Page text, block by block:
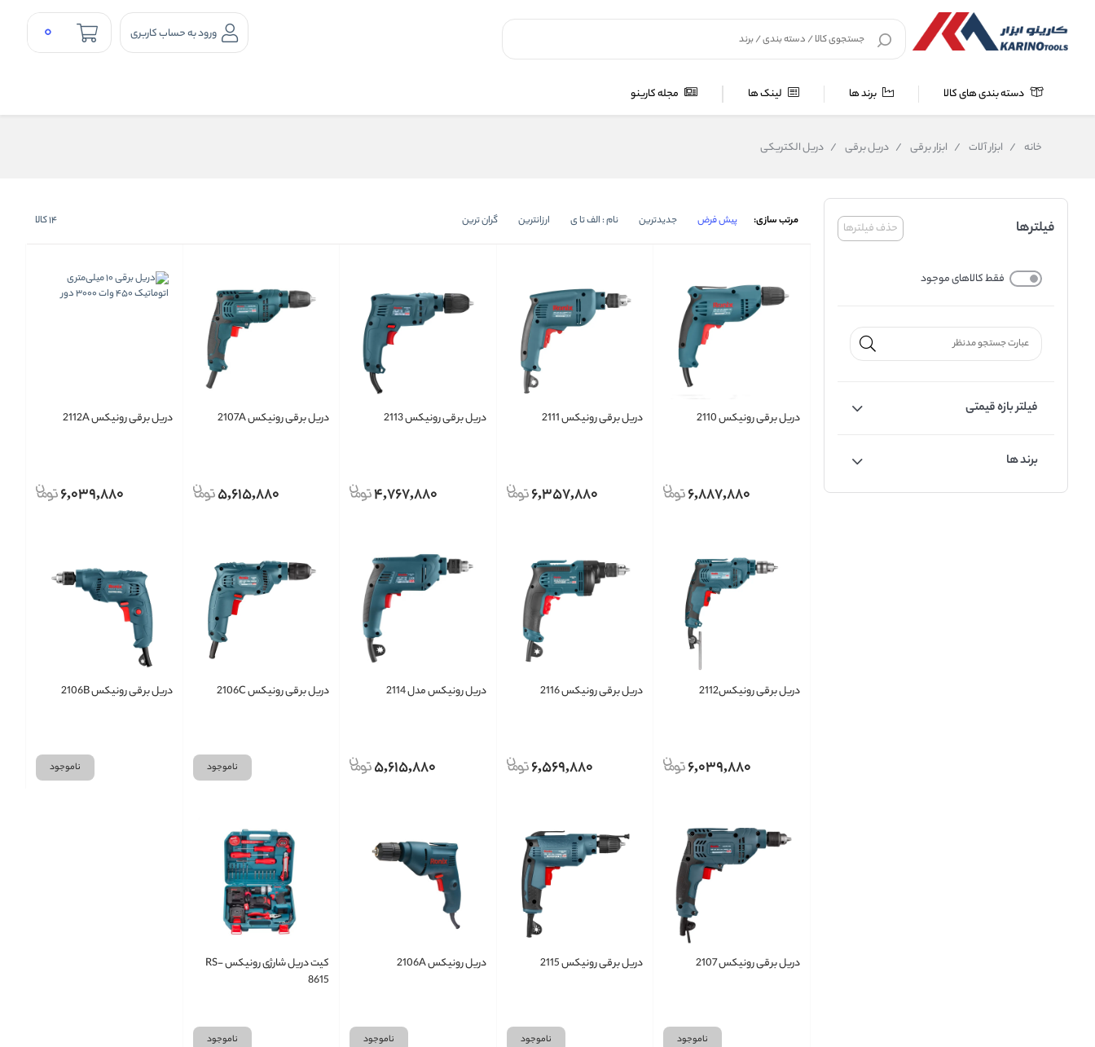
ورود به حساب کاربری 0
دسته بندی های کالا برند ها لینک ها مجله کارینو
خانه / ابزار آلات / ابزار برقی / دریل برقی / دریل الکتریکی
حذف فیلترها فیلترها
فقط کالاهای موجود
فیلتر بازه قیمتی
برند ها
مرتب سازی: پیش فرض جدیدترین نام : الف تا ی ارزانترین گران ترین 14کالا
دریل برقی رونیکس 2110
6,887,880
دریل برقی رونیکس 2111
6,357,880
دریل برقی رونیکس 2113
4,767,880
دریل برقی رونیکس 2107A
5,615,880
دریل برقی رونیکس 2112A
6,039,880
دریل برقی رونیکس2112
6,039,880
دریل برقی رونیکس 2116
6,569,880
دریل رونیکس مدل 2114
5,615,880
دریل برقی رونیکس 2106C
ناموجود
دریل برقی رونیکس 2106B
ناموجود
دریل برقی رونیکس 2107
ناموجود
دریل برقی رونیکس 2115
ناموجود
دریل رونیکس 2106A
ناموجود
کیت دریل شارژی رونیکس RS-
8615
ناموجود